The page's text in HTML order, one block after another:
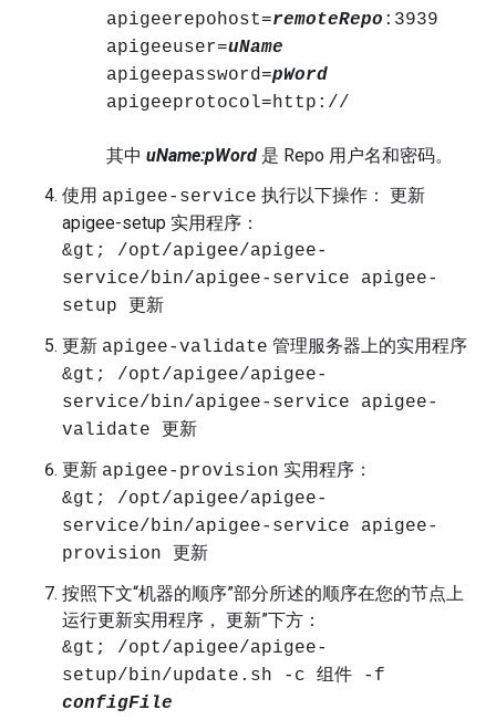
apigeerepohost=remoteRepo :3939
apigeeuser=uName
apigeepassword=pWord
apigeeprotocol=http://
其中 uName:pWord 是 Repo 用户名和密码。
使用 apigee-service 执行以下操作： 更新
apigee-setup 实用程序：
&gt; /opt/apigee/apigee-
service/bin/apigee-service apigee-
setup 更新
更新 apigee-validate 管理服务器上的实用程序
&gt; /opt/apigee/apigee-
service/bin/apigee-service apigee-
validate 更新
更新 apigee-provision 实用程序：
&gt; /opt/apigee/apigee-
service/bin/apigee-service apigee-
provision 更新
按照下文“机器的顺序”部分所述的顺序在您的节点上
运行更新实用程序， 更新”下方：
&gt; /opt/apigee/apigee-
setup/bin/update.sh -c 组件 -f
configFile